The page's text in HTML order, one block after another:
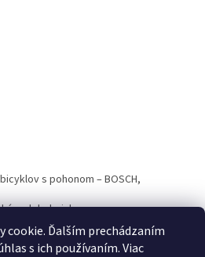
cookie. Ďalším prechádzaním
s ich používaním. Viac
s pohonom – BOSCH,
web hokejshop.eu